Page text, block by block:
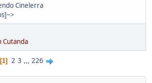
Cinelerra
Cutanda
1 2 3 ... 226